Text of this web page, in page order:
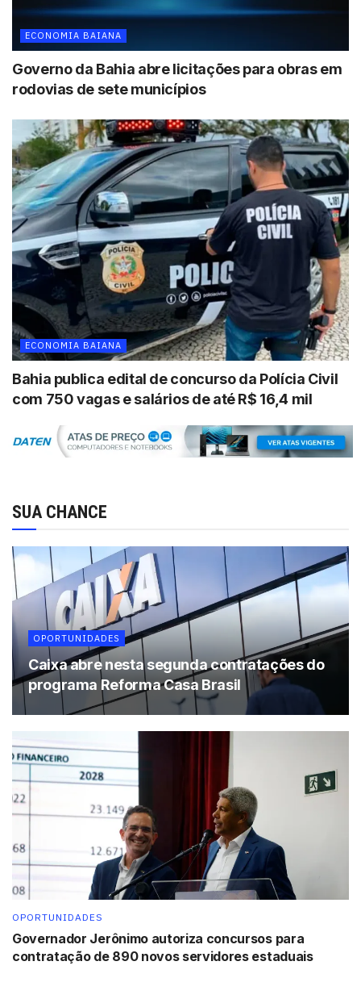
ECONOMIA BAIANA
Governo da Bahia abre licitações para obras em
rodovias de sete municípios
ECONOMIA BAIANA
Bahia publica edital de concurso da Polícia Civil
com 750 vagas e salários de até R$ 16,4 mil
SUA CHANCE
OPORTUNIDADES
Caixa abre nesta segunda contratações do
programa Reforma Casa Brasil
OPORTUNIDADES
Governador Jerônimo autoriza concursos para
contratação de 890 novos servidores estaduais